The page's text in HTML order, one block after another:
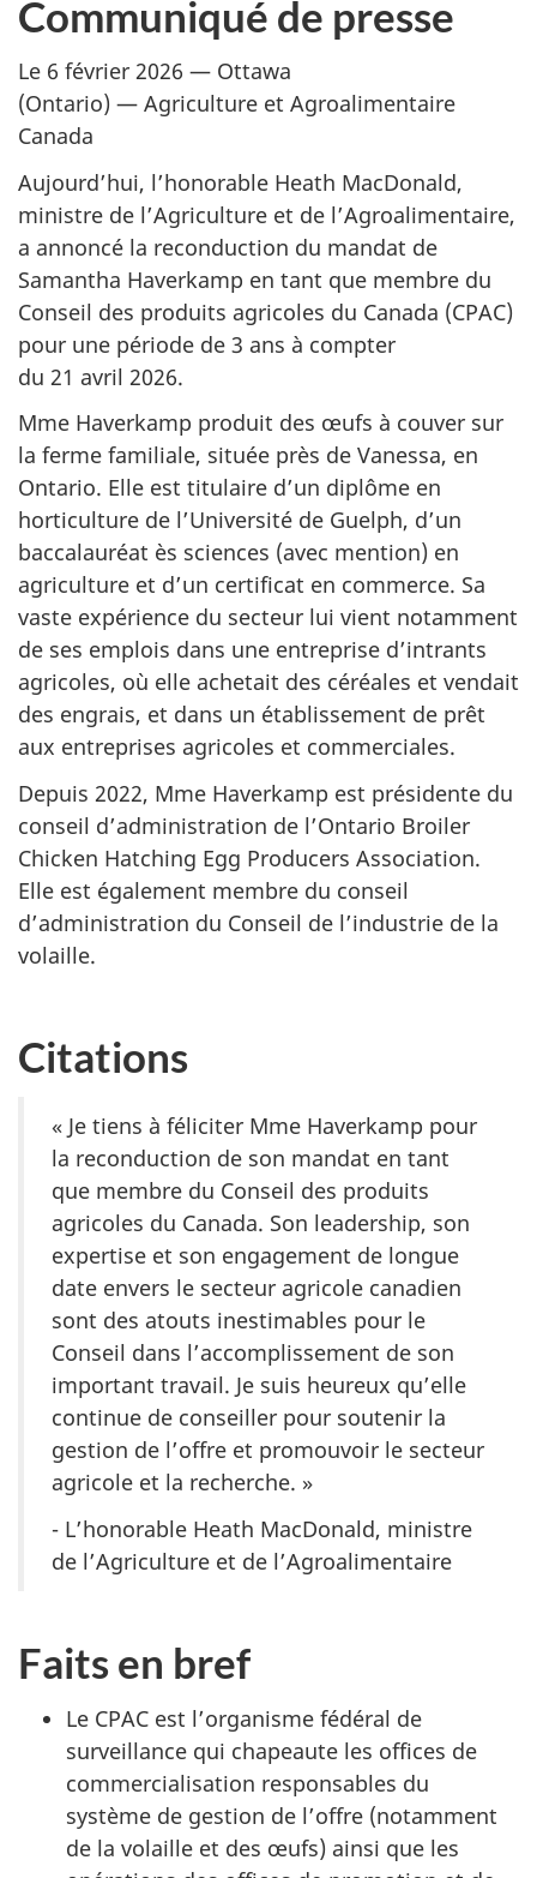
Communiqué de presse
Le 6 février 2026 — Ottawa
(Ontario) — Agriculture et Agroalimentaire
Canada
Aujourd’hui, l’honorable Heath MacDonald,
ministre de l’Agriculture et de l’Agroalimentaire,
a annoncé la reconduction du mandat de
Samantha Haverkamp en tant que membre du
Conseil des produits agricoles du Canada (CPAC)
pour une période de 3 ans à compter
du 21 avril 2026.
Mme Haverkamp produit des œufs à couver sur
la ferme familiale, située près de Vanessa, en
Ontario. Elle est titulaire d’un diplôme en
horticulture de l’Université de Guelph, d’un
baccalauréat ès sciences (avec mention) en
agriculture et d’un certificat en commerce. Sa
vaste expérience du secteur lui vient notamment
de ses emplois dans une entreprise d’intrants
agricoles, où elle achetait des céréales et vendait
des engrais, et dans un établissement de prêt
aux entreprises agricoles et commerciales.
Depuis 2022, Mme Haverkamp est présidente du
conseil d’administration de l’Ontario Broiler
Chicken Hatching Egg Producers Association.
Elle est également membre du conseil
d’administration du Conseil de l’industrie de la
volaille.
Citations
« Je tiens à féliciter Mme Haverkamp pour
la reconduction de son mandat en tant
que membre du Conseil des produits
agricoles du Canada. Son leadership, son
expertise et son engagement de longue
date envers le secteur agricole canadien
sont des atouts inestimables pour le
Conseil dans l’accomplissement de son
important travail. Je suis heureux qu’elle
continue de conseiller pour soutenir la
gestion de l’offre et promouvoir le secteur
agricole et la recherche. »
- L’honorable Heath MacDonald, ministre
de l’Agriculture et de l’Agroalimentaire
Faits en bref
Le CPAC est l’organisme fédéral de
surveillance qui chapeaute les offices de
commercialisation responsables du
système de gestion de l’offre (notamment
de la volaille et des œufs) ainsi que les